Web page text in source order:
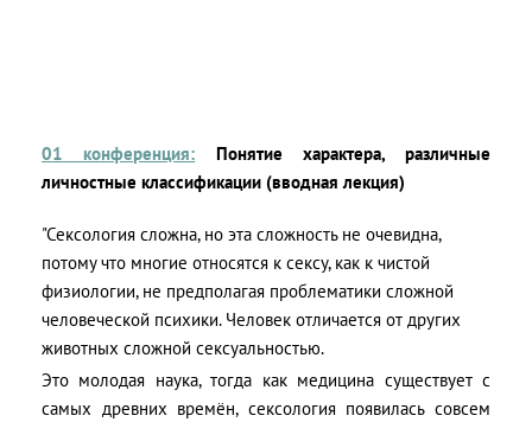
01 конференция:
Понятие характера, различные
личностные классификации (вводная лекция)
"Сексология сложна, но эта сложность не очевидна,
потому что многие относятся к сексу, как к чистой
физиологии, не предполагая проблематики сложной
человеческой психики. Человек отличается от других
животных сложной сексуальностью.
Это молодая наука, тогда как медицина существует с
самых древних времён, сексология появилась совсем